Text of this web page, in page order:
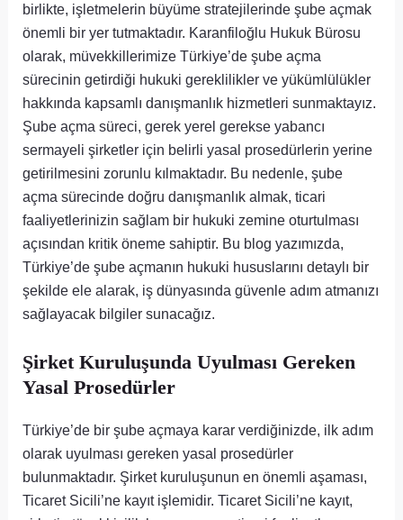
birlikte, işletmelerin büyüme stratejilerinde şube açmak
önemli bir yer tutmaktadır. Karanfiloğlu Hukuk Bürosu
olarak, müvekkillerimize Türkiye’de şube açma
sürecinin getirdiği hukuki gereklilikler ve yükümlülükler
hakkında kapsamlı danışmanlık hizmetleri sunmaktayız.
Şube açma süreci, gerek yerel gerekse yabancı
sermayeli şirketler için belirli yasal prosedürlerin yerine
getirilmesini zorunlu kılmaktadır. Bu nedenle, şube
açma sürecinde doğru danışmanlık almak, ticari
faaliyetlerinizin sağlam bir hukuki zemine oturtulması
açısından kritik öneme sahiptir. Bu blog yazımızda,
Türkiye’de şube açmanın hukuki hususlarını detaylı bir
şekilde ele alarak, iş dünyasında güvenle adım atmanızı
sağlayacak bilgiler sunacağız.
Şirket Kuruluşunda Uyulması Gereken
Yasal Prosedürler
Türkiye’de bir şube açmaya karar verdiğinizde, ilk adım
olarak uyulması gereken yasal prosedürler
bulunmaktadır. Şirket kuruluşunun en önemli aşaması,
Ticaret Sicili’ne kayıt işlemidir. Ticaret Sicili’ne kayıt,